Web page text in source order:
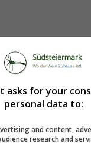
asks for your
personal data to:
and content,
research and